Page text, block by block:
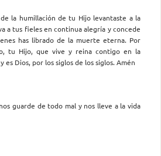
la humillación de tu Hijo levantaste a la
a tus fieles en continua alegría y concede
has librado de la muerte eterna. Por
tu Hijo, que vive y reina contigo en la
es Dios, por los siglos de los siglos. Amén
guarde de todo mal y nos lleve a la vida